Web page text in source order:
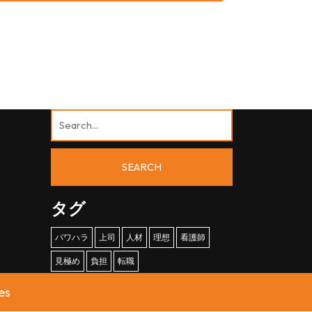
タグ
パワハラ 上司 人材 理想 看護師
見極め 負担 転職